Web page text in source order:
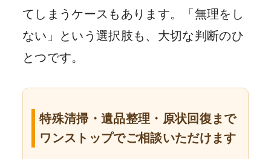
てしまうケースもあります。「無理をし
ない」という選択肢も、大切な判断のひ
とつです。
特殊清掃・遺品整理・原状回復まで
ワンストップでご相談いただけます